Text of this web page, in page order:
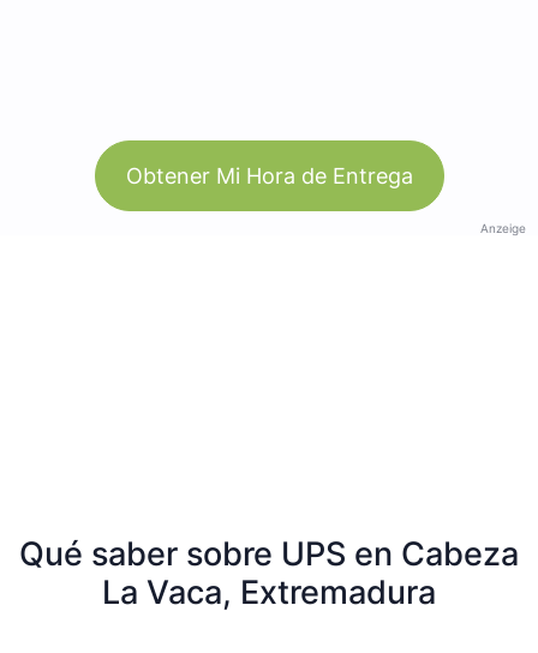
Obtener Mi Hora de Entrega
Anzeige
Qué saber sobre UPS en Cabeza
La Vaca, Extremadura